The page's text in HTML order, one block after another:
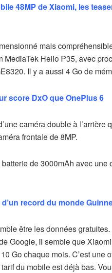
48MP de Xiaomi, les
mais
Helio P35, avec
Il y a aussi 4 Go de
score DxO que OnePlus 6
caméra double à l’arrière
frontale de 8MP.
de 3000mAh avec une
record du monde
être les données
Google, il semble que
Go chaque mois. C’est une
du mobile est déjà bas.